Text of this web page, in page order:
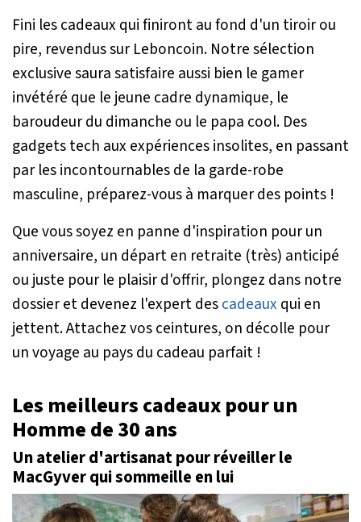
Fini les cadeaux qui finiront au fond d'un tiroir ou
pire, revendus sur Leboncoin. Notre sélection
exclusive saura satisfaire aussi bien le gamer
invétéré que le jeune cadre dynamique, le
baroudeur du dimanche ou le papa cool. Des
gadgets tech aux expériences insolites, en passant
par les incontournables de la garde-robe
masculine, préparez-vous à marquer des points !
Que vous soyez en panne d'inspiration pour un
anniversaire, un départ en retraite (très) anticipé
ou juste pour le plaisir d'offrir, plongez dans notre
dossier et devenez l'expert descadeaux qui en
jettent. Attachez vos ceintures, on décolle pour
un voyage au pays du cadeau parfait !
Les meilleurs cadeaux pour un
Homme de 30 ans
Un atelier d'artisanat pour réveiller le
MacGyver qui sommeille en lui